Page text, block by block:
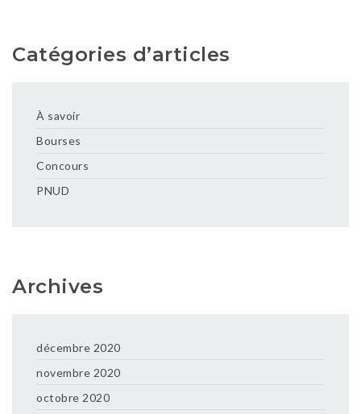
Catégories d’articles
À savoir
Bourses
Concours
PNUD
Archives
décembre 2020
novembre 2020
octobre 2020